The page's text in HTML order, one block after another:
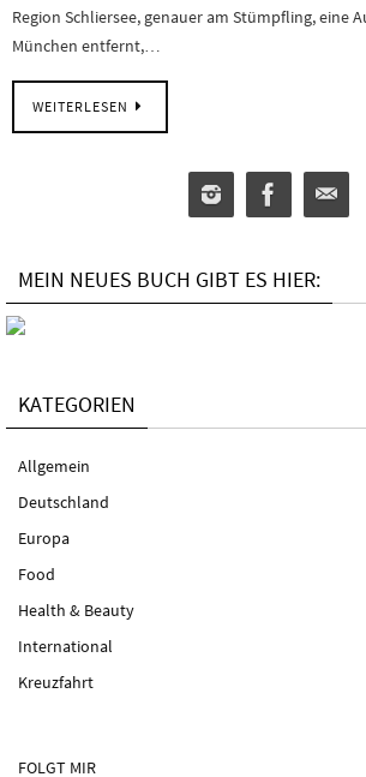
Region Schliersee, genauer am Stümpfling, eine
München entfernt,…
WEITERLESEN
MEIN NEUES BUCH GIBT ES HIER:
KATEGORIEN
Allgemein
Deutschland
Europa
Food
Health & Beauty
International
Kreuzfahrt
FOLGT MIR